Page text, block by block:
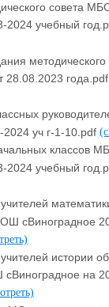
совета
2024 учебный
года.pdf
уч г-1-10.pdf
классов
2024 учебный
сВиноградное
истории
на